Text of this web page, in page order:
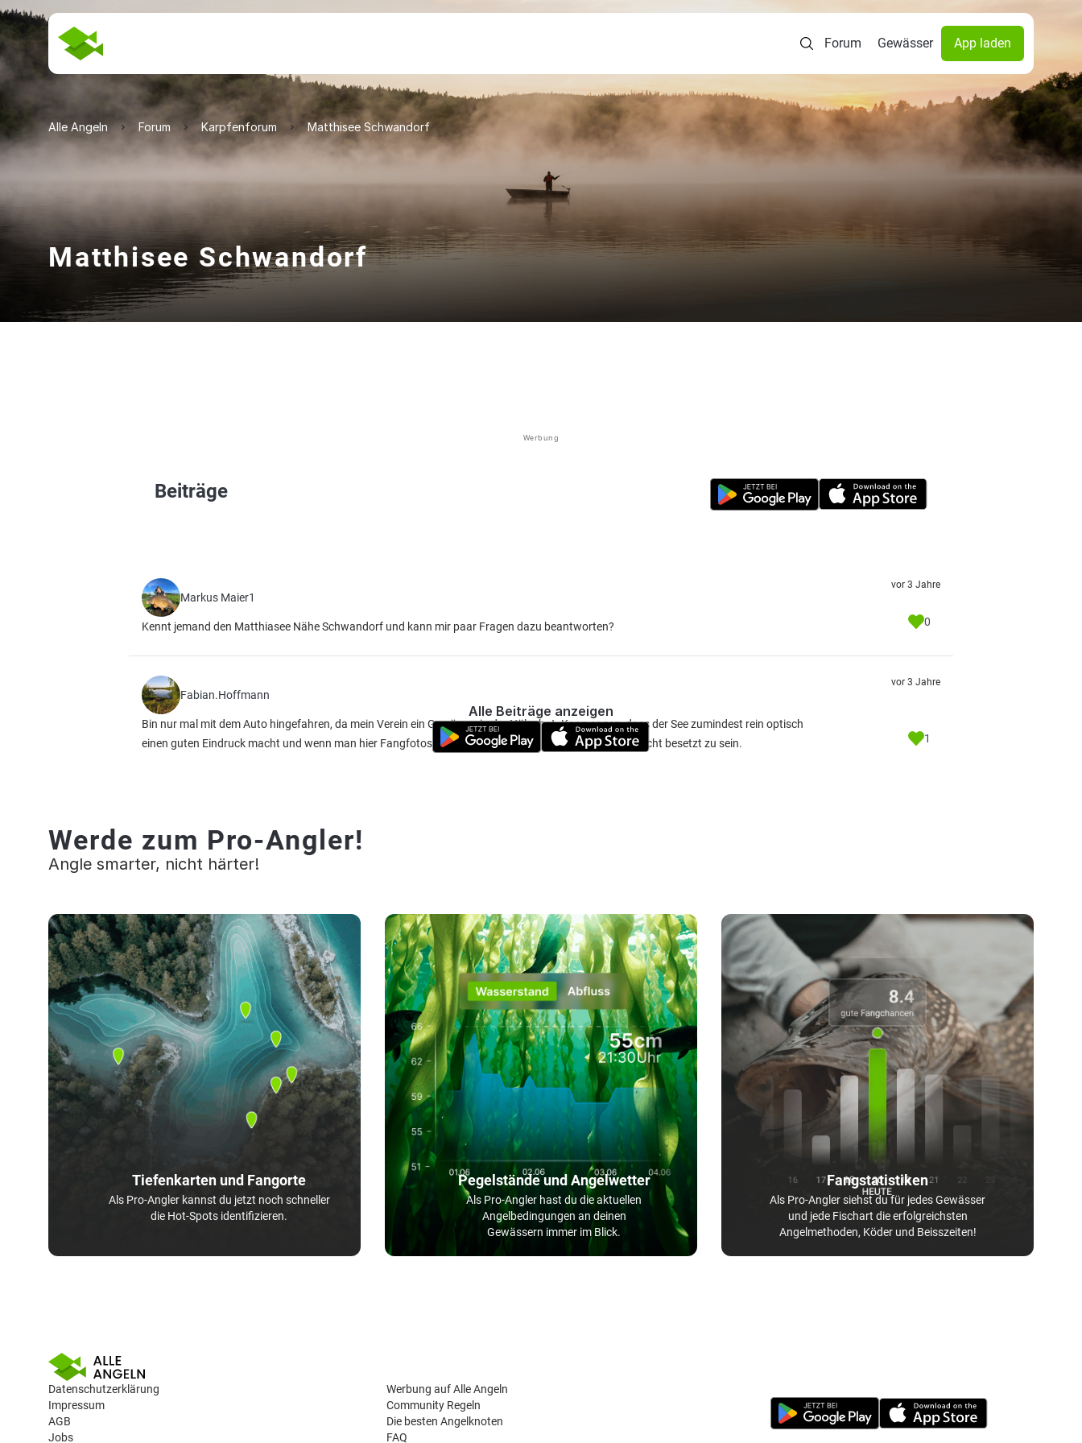
Forum Gewässer App laden
Alle Angeln Forum Karpfenforum Matthisee Schwandorf
Matthisee Schwandorf
Werbung
Beiträge
Markus Maier1
Kennt jemand den Matthiasee Nähe Schwandorf und kann mir paar Fragen dazu beantworten?
vor 3 Jahre
0
Fabian.Hoffmann
Bin nur mal mit dem Auto hingefahren, da mein Verein ein Gewässer in der Nähe hat. Kann sagen, dass der See zumindest rein optisch
einen guten Eindruck macht und wenn man hier Fangfotos anschaut, dann scheint er auch nicht schlecht besetzt zu sein.
vor 3 Jahre
1
Alle Beiträge anzeigen
Werde zum Pro-Angler!
Angle smarter, nicht härter!
Tiefenkarten und Fangorte
Als Pro-Angler kannst du jetzt noch schneller
die Hot-Spots identifizieren.
Pegelstände und Angelwetter
Als Pro-Angler hast du die aktuellen
Angelbedingungen an deinen
Gewässern immer im Blick.
Fangstatistiken
Als Pro-Angler siehst du für jedes Gewässer
und jede Fischart die erfolgreichsten
Angelmethoden, Köder und Beisszeiten!
Datenschutzerklärung
Impressum
AGB
Jobs
Werbung auf Alle Angeln
Community Regeln
Die besten Angelknoten
FAQ